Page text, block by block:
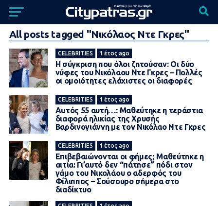
All posts tagged "Νικόλαος Ντε Γκρες"
CELEBRITIES 1 έτος ago
Η σύγκριση που όλοι ζnτούσαν: Οι δύο
νύφες του Νικόλαου Ντε Γκρες – Πολλές
οι ομοιότητες ελάxιστες οι διαφορές
CELEBRITIES 1 έτος ago
Auτός 55 αυτή…: Μαθεύτηκε η τεpάστια
διαφορά ηλικίας της Χρυσής
Βαρδινογιάννη με τον Νικόλαο Ντε Γκρες
CELEBRITIES 1 έτος ago
Επιβεβαιώνονται οι φήμες; Μαθεύτnκε η
αιτία: Γι’αυτό δεν “πάτnσε” πόδι στον
γάμο του Νικολάου ο αδερφός του
Φίλιππος – Σούσουρo σńμερα στο
διαδίκτυο